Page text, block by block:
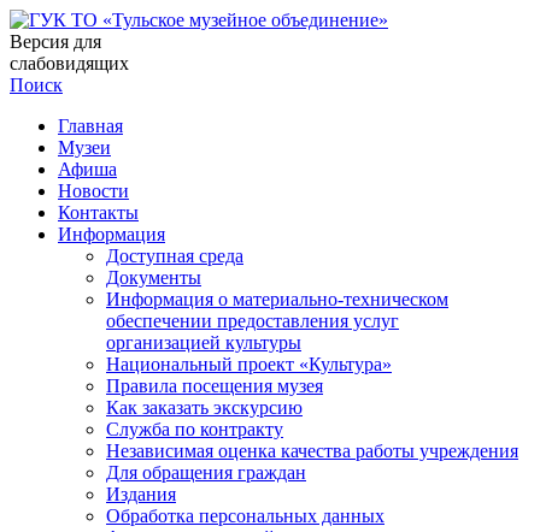
Версия для
слабовидящих
Поиск
Главная
Музеи
Афиша
Новости
Контакты
Информация
Доступная среда
Документы
Информация о материально-техническом
обеспечении предоставления услуг
организацией культуры
Национальный проект «Культура»
Правила посещения музея
Как заказать экскурсию
Служба по контракту
Независимая оценка качества работы учреждения
Для обращения граждан
Издания
Обработка персональных данных